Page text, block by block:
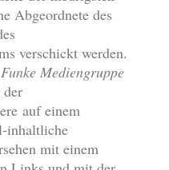
Abgeordnete des
verschickt werden.
Funke Mediengruppe
der
auf einem
inhaltliche
mit einem